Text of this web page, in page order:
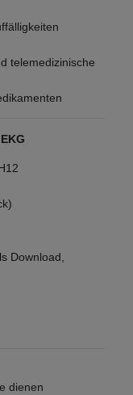
telemedizinische
Download,
dienen